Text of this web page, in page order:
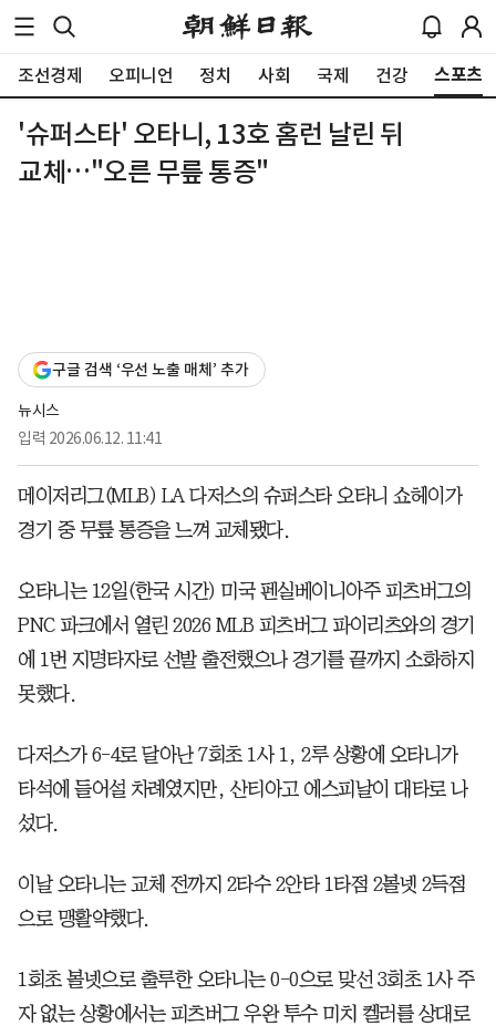
조선경제 오피니언 정치 사회 국제 건강 스포츠
'슈퍼스타' 오타니, 13호 홈런 날린 뒤
교체…"오른 무릎 통증"
구글 검색 ‘우선 노출 매체’ 추가
뉴시스
입력 2026.06.12. 11:41
메이저리그(MLB) LA 다저스의 슈퍼스타 오타니 쇼헤이가
경기 중 무릎 통증을 느껴 교체됐다.
오타니는 12일(한국 시간) 미국 펜실베이니아주 피츠버그의
PNC 파크에서 열린 2026 MLB 피츠버그 파이리츠와의 경기
에 1번 지명타자로 선발 출전했으나 경기를 끝까지 소화하지
못했다.
다저스가 6-4로 달아난 7회초 1사 1, 2루 상황에 오타니가
타석에 들어설 차례였지만, 산티아고 에스피날이 대타로 나
섰다.
이날 오타니는 교체 전까지 2타수 2안타 1타점 2볼넷 2득점
으로 맹활약했다.
1회초 볼넷으로 출루한 오타니는 0-0으로 맞선 3회초 1사 주
자 없는 상황에서는 피츠버그 우완 투수 미치 켈러를 상대로